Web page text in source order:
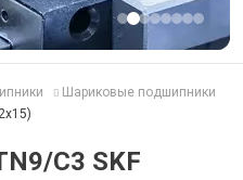
Шариковые подшипники
C3 SKF